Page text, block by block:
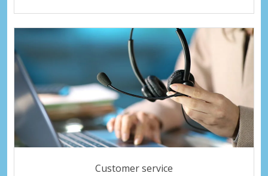
Customer service